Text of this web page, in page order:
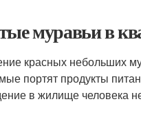
муравьи в
красных небольших
портят продукты
в жилище человека